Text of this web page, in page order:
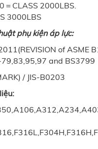
＝CLASS 2000LBS.
3000LBS
phụ kiện áp lực:
of ASME
79,83,95,97 and BS3799
/ JIS-B0203